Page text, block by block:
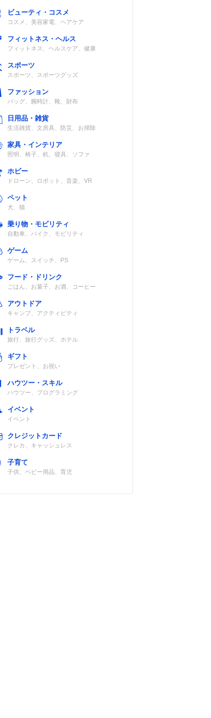
投写距離 内蔵スピーカー
約1.68〜
5.3m（60〜200
インチ）
ンチ、3.8mで
約150インチ
ズ：2.6〜
4m（100〜150
インチ）
ビューティ・コスメ
コスメ、美容家電、ヘアケア
フィットネス・ヘルス
フィットネス、ヘルスケア、健康
スポーツ
スポーツ、スポーツグッズ
ファッション
バッグ、腕時計、靴、財布
日用品・雑貨
生活雑貨、文房具、防災、お掃除
家具・インテリア
照明、椅子、机、寝具、ソファ
ホビー
ドローン、ロボット、音楽、VR
ペット
犬、猫
乗り物・モビリティ
自動車、バイク、モビリティ
ゲーム
ゲーム、スイッチ、PS
フード・ドリンク
ごはん、お菓子、お酒、コーヒー
アウトドア
キャンプ、アクティビティ
トラベル
旅行、旅行グッズ、ホテル
ギフト
プレゼント、お祝い
ハウツー・スキル
ハウツー、プログラミング
イベント
イベント
クレジットカード
クレカ、キャッシュレス
子育て
子供、ベビー用品、育児